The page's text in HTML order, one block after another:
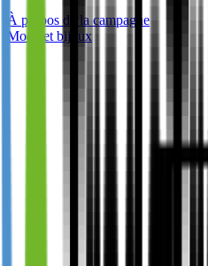
À propos de la campagne
Mode et bijoux